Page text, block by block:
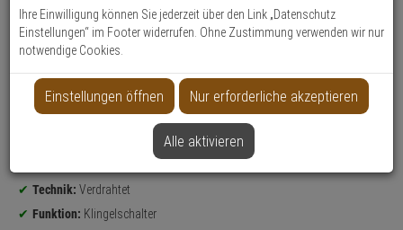
SucheProduktmerkmale
Datenblatt drucken
Produktinformationen
Klingelmodul - Modell: Professional, ModuVis
Außenbereich
Technik: Verdrahtet
Funktion: Klingelschalter
Ihre Einwilligung können Sie jederzeit über den Link „Datenschutz
Einstellungen“ im Footer widerrufen. Ohne Zustimmung verwenden wir nur
notwendige Cookies.
Einstellungen öffnen Nur erforderliche akzeptieren
Alle aktivieren